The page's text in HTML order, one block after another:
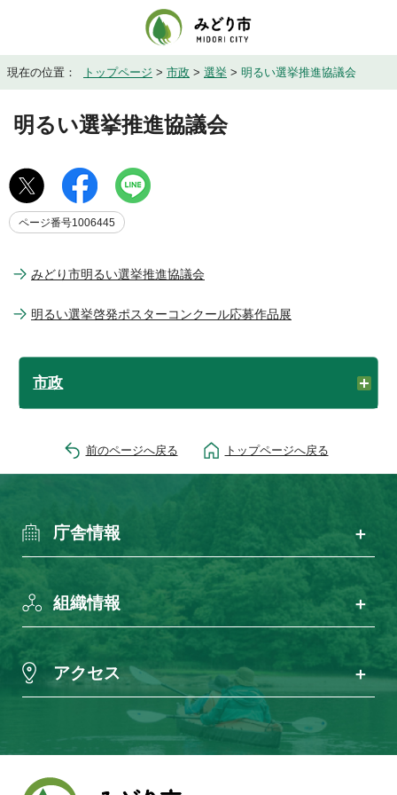
現在の位置： トップページ > 市政 > 選挙 > 明るい選挙推進協議会
明るい選挙推進協議会
ページ番号1006445
みどり市明るい選挙推進協議会
明るい選挙啓発ポスターコンクール応募作品展
市政
前のページへ戻る トップページへ戻る
庁舎情報
組織情報
アクセス